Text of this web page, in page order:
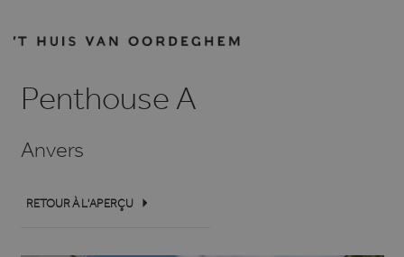
Penthouse A
Anvers
RETOUR À L'APERÇU